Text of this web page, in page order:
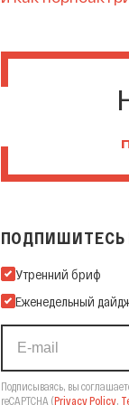
ПОДПИШИТЕСЬ
Подпишитесь на нашу
Утренний бриф
Еженедельный
Подписываясь, вы
reCAPTCHA (Privacy Policy,